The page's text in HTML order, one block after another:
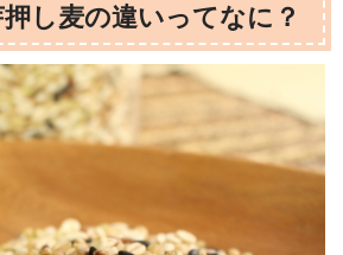
し麦の違いってなに？